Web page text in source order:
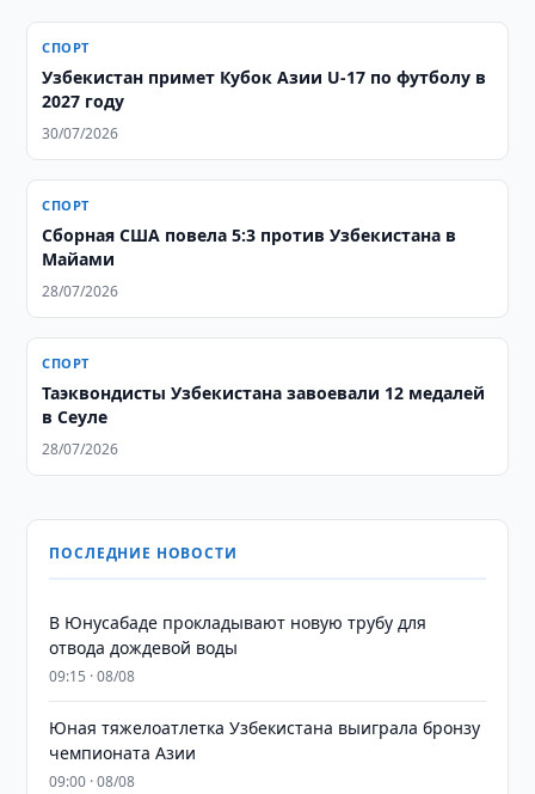
СПОРТ
Узбекистан примет Кубок Азии U-17 по футболу в
2027 году
30/07/2026
СПОРТ
Сборная США повела 5:3 против Узбекистана в
Майами
28/07/2026
СПОРТ
Таэквондисты Узбекистана завоевали 12 медалей
в Сеуле
28/07/2026
ПОСЛЕДНИЕ НОВОСТИ
В Юнусабаде прокладывают новую трубу для
отвода дождевой воды
09:15 · 08/08
Юная тяжелоатлетка Узбекистана выиграла бронзу
чемпионата Азии
09:00 · 08/08